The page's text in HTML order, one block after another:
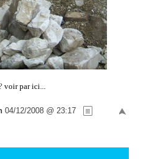
voir par ici...
04/12/2008 @ 23:17